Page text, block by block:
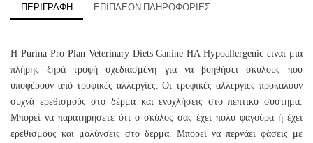
ΠΕΡΙΓΡΑΦΉ ΕΠΙΠΛΈΟΝ ΠΛΗΡΟΦΟΡΊΕΣ
H Purina Pro Plan Veterinary Diets Canine HA Hypoallergenic είναι μια
πλήρης ξηρά τροφή σχεδιασμένη για να βοηθήσει σκύλους που
υποφέρουν από τροφικές αλλεργίες. Οι τροφικές αλλεργίες προκαλούν
συχνά ερεθισμούς στο δέρμα και ενοχλήσεις στο πεπτικό σύστημα.
Μπορεί να παρατηρήσετε ότι ο σκύλος σας έχει πολύ φαγούρα ή έχει
ερεθισμούς και μολύνσεις στο δέρμα. Μπορεί να περνάει φάσεις με